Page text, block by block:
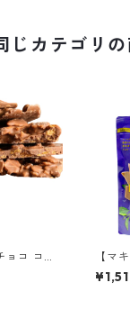
じカテゴリ
ョコ コソ
ルクラン
神戸スイ
【マ
ロイ
紅茶